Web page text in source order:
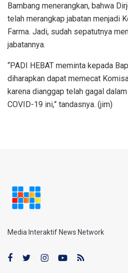
Bambang menerangkan, bahwa
telah merangkap jabatan menjadi
Farma. Jadi, sudah sepatutnya
jabatannya.
“PADI HEBAT meminta kepada
diharapkan dapat memecat
karena dianggap telah gagal
COVID-19 ini,” tandasnya. (jim)
Media Interaktif News Network